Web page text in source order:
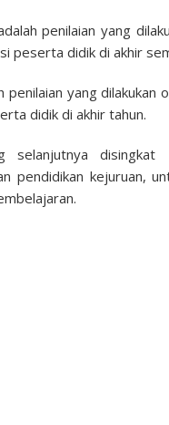
penilaian yang
peserta didik di akhir
penilaian yang dilakukan
didik di akhir tahun.
disingkat
pendidikan kejuruan,